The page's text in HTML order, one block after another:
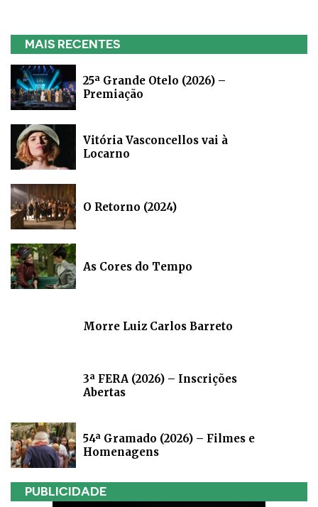
MAIS RECENTES
25ª Grande Otelo (2026) –
Premiação
Vitória Vasconcellos vai à
Locarno
O Retorno (2024)
As Cores do Tempo
Morre Luiz Carlos Barreto
3ª FERA (2026) – Inscrições
Abertas
54ª Gramado (2026) – Filmes e
Homenagens
PUBLICIDADE